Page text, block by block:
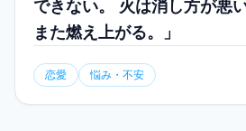
できない。 火は消し方が悪
また燃え上がる。」
恋愛 悩み・不安